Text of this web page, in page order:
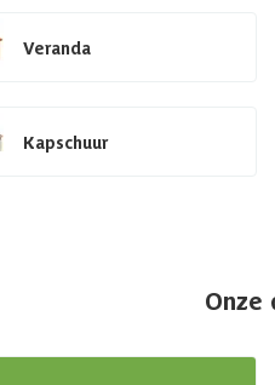
Veranda
Kapschuur
Onze